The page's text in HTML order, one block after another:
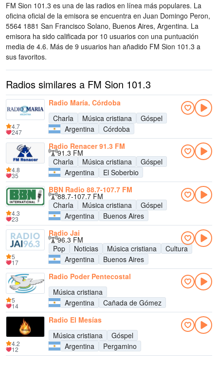
FM Sion 101.3 es una de las radios en línea más populares. La
oficina oficial de la emisora se encuentra en Juan Domingo Peron,
5564 1881 San Francisco Solano, Buenos Aires, Argentina. La
emisora ha sido calificada por 10 usuarios con una puntuación
media de 4.6. Más de 9 usuarios han añadido FM Sion 101.3 a
sus favoritos.
Radios similares a FM Sion 101.3
Radio María, Córdoba
Charla
Música cristiana
Góspel
Argentina
Córdoba
4.7
247
Radio Renacer 91.3 FM
91.3 FM
Charla
Música cristiana
Góspel
Argentina
El Soberbio
4.8
35
BBN Radio 88.7-107.7 FM
88.7-107.7 FM
Charla
Música cristiana
Góspel
Argentina
Buenos Aires
4.3
23
Radio Jai
96.3 FM
Pop
Noticias Música cristiana
Cultura
Argentina
Buenos Aires
5
17
Radio Poder Pentecostal
Música cristiana
Argentina
Cañada de Gómez
5
14
Radio El Mesías
Música cristiana
Góspel
Argentina
Pergamino
4.2
12